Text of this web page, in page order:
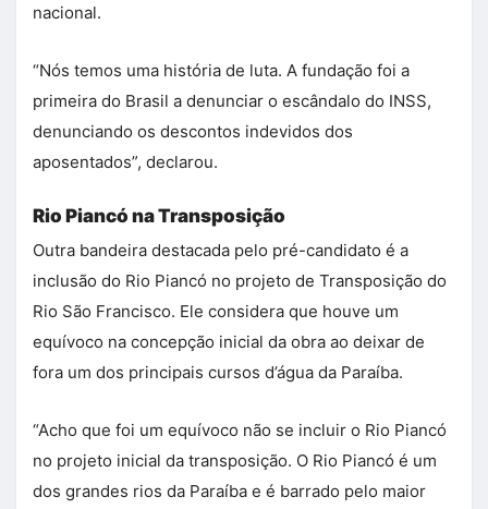
nacional.
“Nós temos uma história de luta. A fundação foi a
primeira do Brasil a denunciar o escândalo do INSS,
denunciando os descontos indevidos dos
aposentados”, declarou.
Rio Piancó na Transposição
Outra bandeira destacada pelo pré-candidato é a
inclusão do Rio Piancó no projeto de Transposição do
Rio São Francisco. Ele considera que houve um
equívoco na concepção inicial da obra ao deixar de
fora um dos principais cursos d’água da Paraíba.
“Acho que foi um equívoco não se incluir o Rio Piancó
no projeto inicial da transposição. O Rio Piancó é um
dos grandes rios da Paraíba e é barrado pelo maior